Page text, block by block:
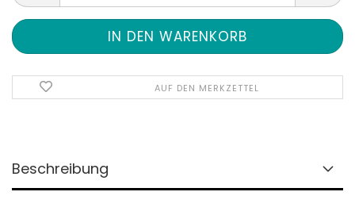
AUF DEN MERKZETTEL
Beschreibung